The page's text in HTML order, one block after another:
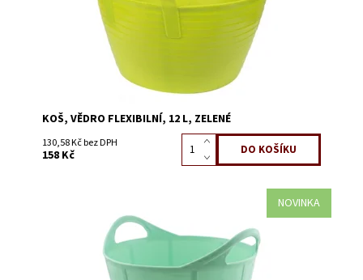
KOŠ, VĚDRO FLEXIBILNÍ, 12 L, ZELENÉ
130,58 Kč bez DPH
158 Kč
NOVINKA
Skladem 10
3862T